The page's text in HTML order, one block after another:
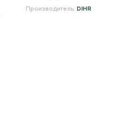
Производитель: DIHR